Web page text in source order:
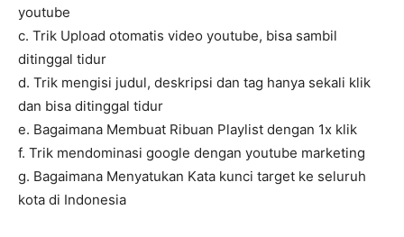
youtube
c. Trik Upload otomatis video youtube, bisa sambil
ditinggal tidur
d. Trik mengisi judul, deskripsi dan tag hanya sekali klik
dan bisa ditinggal tidur
e. Bagaimana Membuat Ribuan Playlist dengan 1x klik
f. Trik mendominasi google dengan youtube marketing
g. Bagaimana Menyatukan Kata kunci target ke seluruh
kota di Indonesia